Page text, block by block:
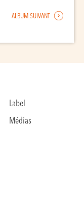
ALBUM SUIVANT
Label
Médias